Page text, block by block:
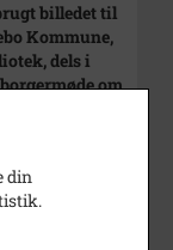
billedet til
Kommune,
dels i
om
1996.
din